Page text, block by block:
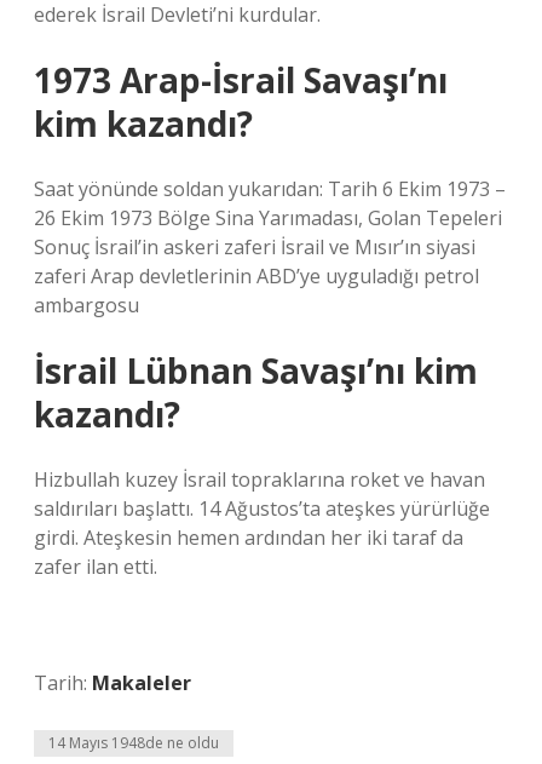
ederek İsrail Devleti’ni kurdular.
1973 Arap-İsrail Savaşı’nı
kim kazandı?
Saat yönünde soldan yukarıdan: Tarih 6 Ekim 1973 –
26 Ekim 1973 Bölge Sina Yarımadası, Golan Tepeleri
Sonuç İsrail’in askeri zaferi İsrail ve Mısır’ın siyasi
zaferi Arap devletlerinin ABD’ye uyguladığı petrol
ambargosu
İsrail Lübnan Savaşı’nı kim
kazandı?
Hizbullah kuzey İsrail topraklarına roket ve havan
saldırıları başlattı. 14 Ağustos’ta ateşkes yürürlüğe
girdi. Ateşkesin hemen ardından her iki taraf da
zafer ilan etti.
Tarih: Makaleler
14 Mayıs 1948de ne oldu